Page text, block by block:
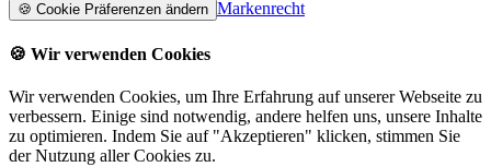
🍪 Cookie Präferenzen ändern Markenrecht
🍪 Wir verwenden Cookies
Wir verwenden Cookies, um Ihre Erfahrung auf unserer Webseite zu
verbessern. Einige sind notwendig, andere helfen uns, unsere Inhalte
zu optimieren. Indem Sie auf "Akzeptieren" klicken, stimmen Sie
der Nutzung aller Cookies zu.